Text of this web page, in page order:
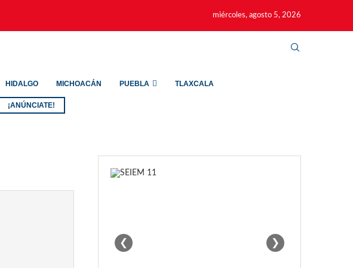
miércoles, agosto 5, 2026
HIDALGO MICHOACÁN PUEBLA TLAXCALA
¡ANÚNCIATE!
❮ ❯